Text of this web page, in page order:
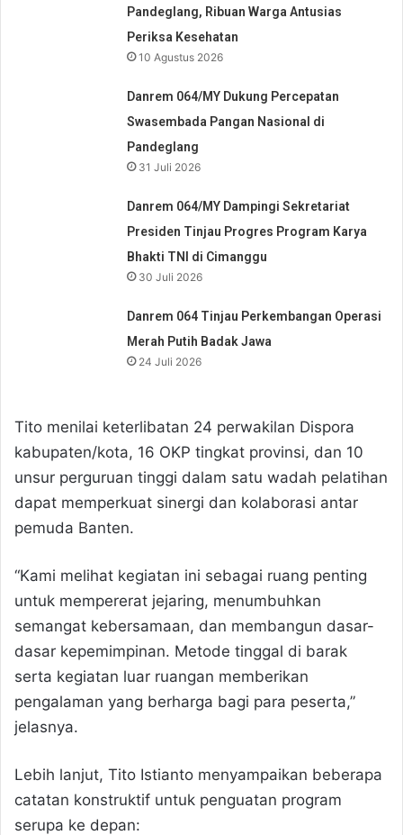
Pandeglang, Ribuan Warga Antusias
Periksa Kesehatan
10 Agustus 2026
Danrem 064/MY Dukung Percepatan
Swasembada Pangan Nasional di
Pandeglang
31 Juli 2026
Danrem 064/MY Dampingi Sekretariat
Presiden Tinjau Progres Program Karya
Bhakti TNI di Cimanggu
30 Juli 2026
Danrem 064 Tinjau Perkembangan Operasi
Merah Putih Badak Jawa
24 Juli 2026
Tito menilai keterlibatan 24 perwakilan Dispora
kabupaten/kota, 16 OKP tingkat provinsi, dan 10
unsur perguruan tinggi dalam satu wadah pelatihan
dapat memperkuat sinergi dan kolaborasi antar
pemuda Banten.
“Kami melihat kegiatan ini sebagai ruang penting
untuk mempererat jejaring, menumbuhkan
semangat kebersamaan, dan membangun dasar-
dasar kepemimpinan. Metode tinggal di barak
serta kegiatan luar ruangan memberikan
pengalaman yang berharga bagi para peserta,”
jelasnya.
Lebih lanjut, Tito Istianto menyampaikan beberapa
catatan konstruktif untuk penguatan program
serupa ke depan: